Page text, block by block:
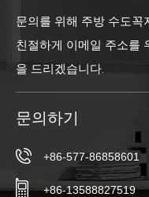
문의를 위해 주방 수도꼭
친절하게 이메일 주소를
을 드리겠습니다.
문의하기
+86-577-86858601
+86-13588827519